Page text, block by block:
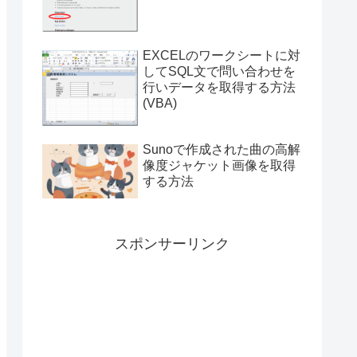
EXCELのワークシートに対
してSQL文で問い合わせを
行いデータを取得する方法
(VBA)
Sunoで作成された曲の高解
像度ジャケット画像を取得
する方法
スポンサーリンク